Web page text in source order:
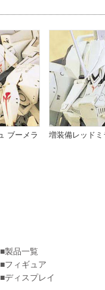
ブーメラ
増装備レッドミ
製品一覧
フィギュア
ディスプレイ